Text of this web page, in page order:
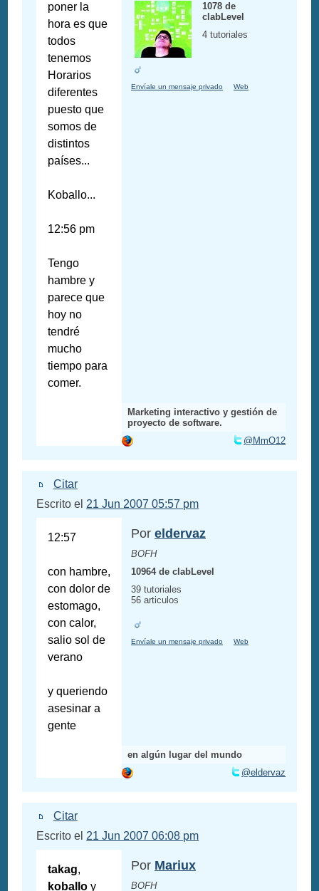
poner la
hora es que
todos
tenemos
Horarios
diferentes
puesto que
somos de
distintos
países...
Koballo...
12:56 pm
Tengo
hambre y
parece que
hoy no
tendré
mucho
tiempo para
comer.
1078 de
clabLevel
4 tutoriales
Envíale un mensaje privado Web
Marketing interactivo y gestión de
proyecto de software.
@MmO12
Citar
Escrito el 21 Jun 2007 05:57 pm
12:57
con hambre,
con dolor de
estomago,
con calor,
salio sol de
verano
y queriendo
asesinar a
gente
Por eldervaz
BOFH
10964 de clabLevel
39 tutoriales
56 articulos
Envíale un mensaje privado Web
en algún lugar del mundo
@eldervaz
Citar
Escrito el 21 Jun 2007 06:08 pm
takag,
koballoy
Por Mariux
BOFH